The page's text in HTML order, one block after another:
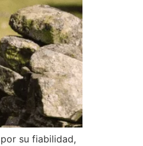
su fiabilidad,